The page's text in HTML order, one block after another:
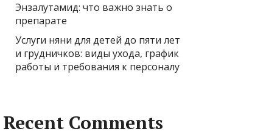
Энзалутамид: что важно знать о
препарате
Услуги няни для детей до пяти лет
и грудничков: виды ухода, график
работы и требования к персоналу
Recent Comments